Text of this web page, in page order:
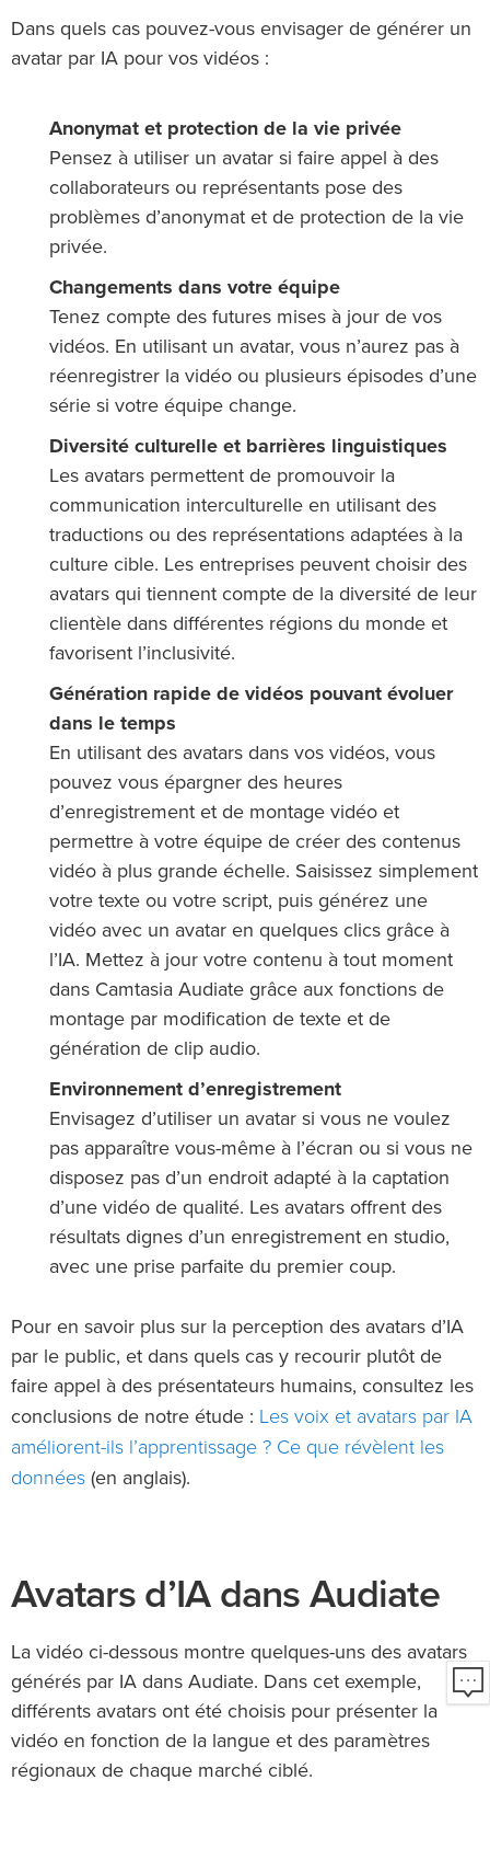
Dans quels cas pouvez-vous envisager de générer un
avatar par IA pour vos vidéos :
Anonymat et protection de la vie privée
Pensez à utiliser un avatar si faire appel à des
collaborateurs ou représentants pose des
problèmes d’anonymat et de protection de la vie
privée.
Changements dans votre équipe
Tenez compte des futures mises à jour de vos
vidéos. En utilisant un avatar, vous n’aurez pas à
réenregistrer la vidéo ou plusieurs épisodes d’une
série si votre équipe change.
Diversité culturelle et barrières linguistiques
Les avatars permettent de promouvoir la
communication interculturelle en utilisant des
traductions ou des représentations adaptées à la
culture cible. Les entreprises peuvent choisir des
avatars qui tiennent compte de la diversité de leur
clientèle dans différentes régions du monde et
favorisent l’inclusivité.
Génération rapide de vidéos pouvant évoluer
dans le temps
En utilisant des avatars dans vos vidéos, vous
pouvez vous épargner des heures
d’enregistrement et de montage vidéo et
permettre à votre équipe de créer des contenus
vidéo à plus grande échelle. Saisissez simplement
votre texte ou votre script, puis générez une
vidéo avec un avatar en quelques clics grâce à
l’IA. Mettez à jour votre contenu à tout moment
dans Camtasia Audiate grâce aux fonctions de
montage par modification de texte et de
génération de clip audio.
Environnement d’enregistrement
Envisagez d’utiliser un avatar si vous ne voulez
pas apparaître vous-même à l’écran ou si vous ne
disposez pas d’un endroit adapté à la captation
d’une vidéo de qualité. Les avatars offrent des
résultats dignes d’un enregistrement en studio,
avec une prise parfaite du premier coup.
Pour en savoir plus sur la perception des avatars d’IA
par le public, et dans quels cas y recourir plutôt de
faire appel à des présentateurs humains, consultez les
conclusions de notre étude : Les voix et avatars par IA
améliorent-ils l’apprentissage ? Ce que révèlent les
données (en anglais).
Avatars d’IA dans Audiate
La vidéo ci-dessous montre quelques-uns des avatars
générés par IA dans Audiate. Dans cet exemple,
différents avatars ont été choisis pour présenter la
vidéo en fonction de la langue et des paramètres
régionaux de chaque marché ciblé.